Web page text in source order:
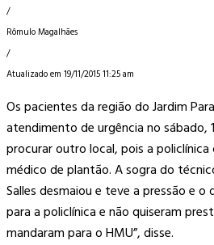
/
Rômulo Magalhães
/
Atualizado em 19/11/2015 11:25 am
Os pacientes da região do Jardim
atendimento de urgência no sábado,
procurar outro local, pois a
médico de plantão. A sogra do
Salles desmaiou e teve a pressão e o
para a policlínica e não quiseram
mandaram para o HMU”, disse.